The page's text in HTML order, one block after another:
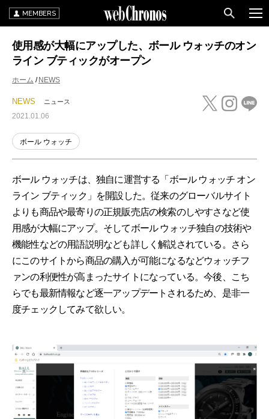
MEMBERS
使用感が大幅にアップした、ボール ウォッチのオン
ライン ブティックがオープン
ホーム NEWS
NEWS ニュース
2021.01.06
ボール ウォッチ
ボール ウォッチは、独自に運営する「ボール ウォッチ オン
ライン ブティック」を開設した。従来のグローバルサイト
よりも商品や最寄りの正規販売店の検索のしやすさなど使
用感が大幅にアップ。そしてボール ウォッチ独自の技術や
機能性などの用語説明なども詳しく解説されている。さら
にこのサイトから商品の購入が可能になるなどウォッチフ
ァンの利便性が高まったサイトになっている。今後、こち
らでも最新情報など逐一アップデートされるため、是非一
度チェックしてみて欲しい。